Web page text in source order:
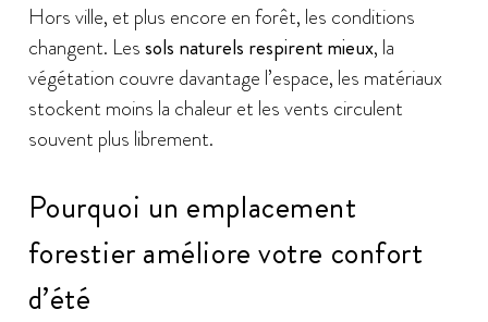
Hors ville, et plus encore en forêt, les conditions
changent. Lessols naturels respirent mieux, la
végétation couvre davantage l’espace, les matériaux
stockent moins la chaleur et les vents circulent
souvent plus librement.
Pourquoi un emplacement
forestier améliore votre confort
d’été